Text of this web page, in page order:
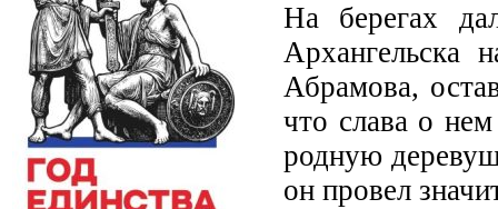
На берегах
Архангельска
Абрамова,
что слава о
родную
он провел